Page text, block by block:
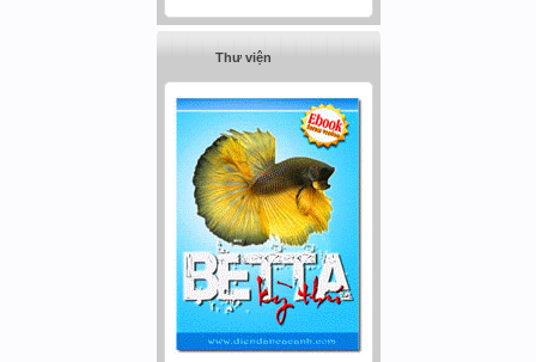
Thư viện